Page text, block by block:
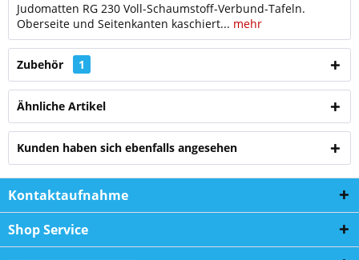
Judomatten RG 230 Voll-Schaumstoff-Verbund-Tafeln.
Oberseite und Seitenkanten kaschiert... mehr
Zubehör 1
Ähnliche Artikel
Kunden haben sich ebenfalls angesehen
Kontaktaufnahme
Shop Service